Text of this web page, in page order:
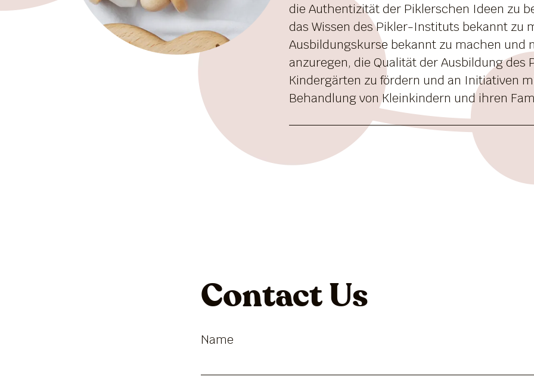
die Authentizität der Piklerschen Ideen zu
das Wissen des Pikler-Instituts bekannt zu
Ausbildungskurse bekannt zu machen und
anzuregen, die Qualität der Ausbildung des
Kindergärten zu fördern und an Initiativen
Behandlung von Kleinkindern und ihren
Contact Us
Name